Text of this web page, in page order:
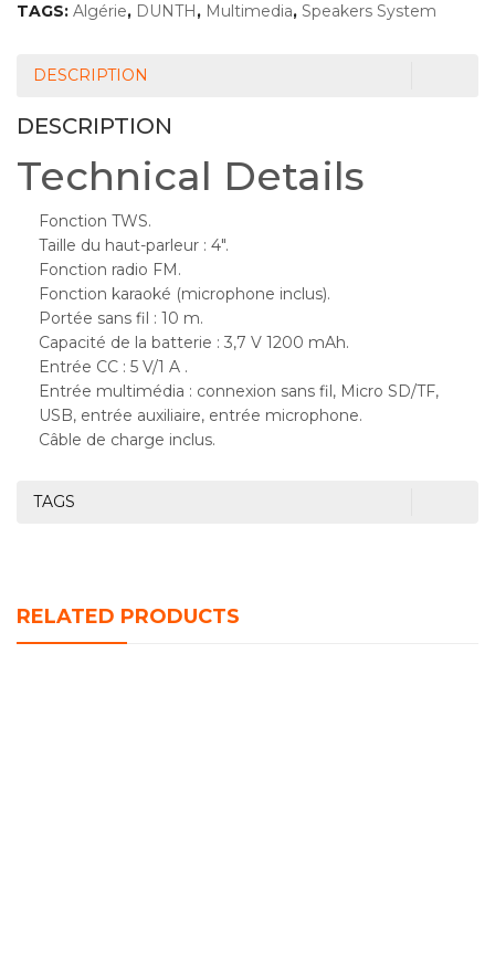
TAGS: Algérie, DUNTH, Multimedia, Speakers System
DESCRIPTION
DESCRIPTION
Technical Details
Fonction TWS.
Taille du haut-parleur : 4″.
Fonction radio FM.
Fonction karaoké (microphone inclus).
Portée sans fil : 10 m.
Capacité de la batterie : 3,7 V 1200 mAh.
Entrée CC : 5 V/1 A .
Entrée multimédia : connexion sans fil, Micro SD/TF,
USB, entrée auxiliaire, entrée microphone.
Câble de charge inclus.
TAGS
RELATED PRODUCTS